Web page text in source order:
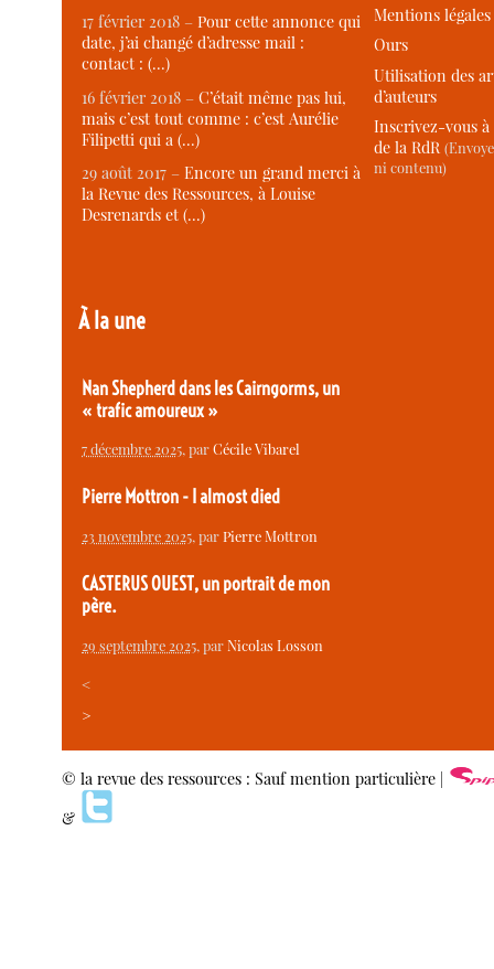
17 février 2018 –Pour cette annonce qui
date, j’ai changé d’adresse mail :
contact : (…)
16 février 2018 –C’était même pas lui,
mais c’est tout comme : c’est Aurélie
Filipetti qui a (…)
29 août 2017 –Encore un grand merci à
la Revue des Ressources, à Louise
Desrenards et (…)
À la une
Nan Shepherd dans les Cairngorms, un
« trafic amoureux »
7 décembre 2025, parCécile Vibarel
Pierre Mottron - I almost died
23 novembre 2025, parPierre Mottron
CASTERUS OUEST, un portrait de mon
père.
29 septembre 2025, parNicolas Losson
<
>
Mentions légales
Ours
Utilisation des
d’auteurs
Inscrivez-vous
de la RdR
ni contenu)
© la revue des ressources : Sauf mention particulière |
&